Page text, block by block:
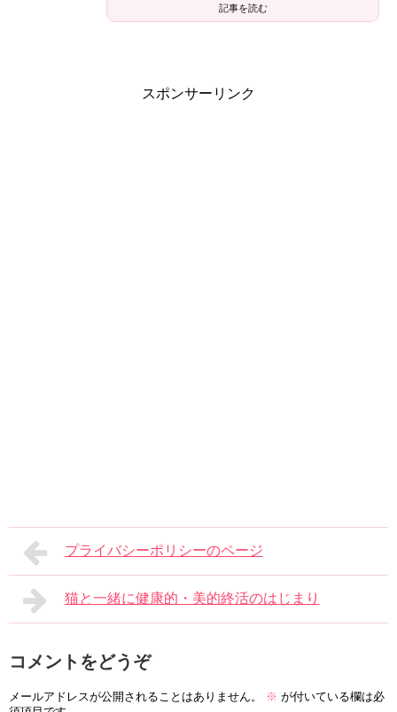
記事を読む
スポンサーリンク
プライバシーポリシーのページ
猫と一緒に健康的・美的終活のはじまり
コメントをどうぞ
メールアドレスが公開されることはありません。 ※ が付いている欄は必